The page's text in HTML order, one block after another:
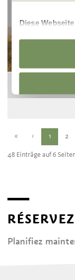
« ‹ 1 2
48 Einträge auf 6
Planifiez